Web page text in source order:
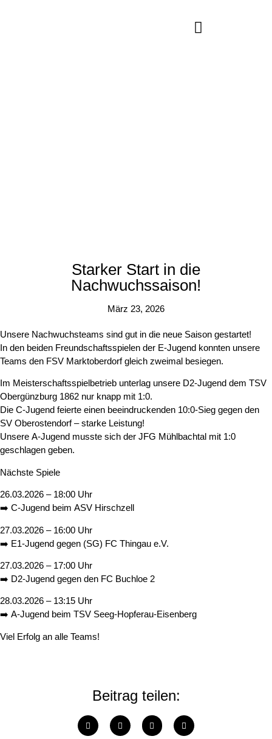
Nachwuchssaison!
Starker Start in die
Nachwuchssaison!
März 23, 2026
Unsere Nachwuchsteams sind gut in die neue Saison gestartet!
In den beiden Freundschaftsspielen der E‑Jugend konnten unsere
Teams den FSV Marktoberdorfgleich zweimal besiegen.
Im Meisterschaftsspielbetrieb unterlag unsere D2‑Jugend dem TSV
Obergünzburg 1862 nur knapp mit 1:0.
Die C‑Jugend feierte einen beeindruckenden 10:0‑Sieg gegen den
SV Oberostendorf– starke Leistung!
Unsere A‑Jugend musste sich der JFG Mühlbachtal mit 1:0
geschlagen geben.
Nächste Spiele
26.03.2026 – 18:00 Uhr
➡️ C‑Jugend beim ASV Hirschzell
27.03.2026 – 16:00 Uhr
➡️ E1‑Jugend gegen (SG) FC Thingau e.V.
27.03.2026 – 17:00 Uhr
➡️ D2‑Jugend gegen den FC Buchloe 2
28.03.2026 – 13:15 Uhr
➡️ A‑Jugend beim TSV Seeg‑Hopferau‑Eisenberg
Viel Erfolg an alle Teams!
Beitrag teilen: